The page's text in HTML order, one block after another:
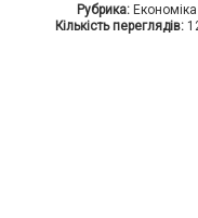
Рубрика: Економіка
Кількість переглядів: